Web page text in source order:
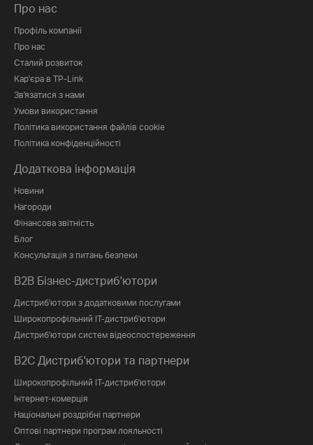
Про нас
Профіль компанії
Про нас
Сталий розвиток
Кар'єра в TP-Link
Зв'язатися з нами
Умови використання
Політика використання файлів cookie
Політика конфіденційності
Додаткова інформація
Новини
Нагороди
Фінансова звітність
Блог
Консультація з питань безпеки
B2B Бізнес-дистриб'ютори
Дистриб'ютори з додатковими послугами
Широкопрофільний IT-дистриб'ютори
Дистриб'ютори систем відеоспостереження
B2C Дистриб'ютори та партнери
Широкопрофільний IT-дистриб'ютори
Інтернет-комерція
Національні роздрібні партнери
Оптові партнери програм лояльності